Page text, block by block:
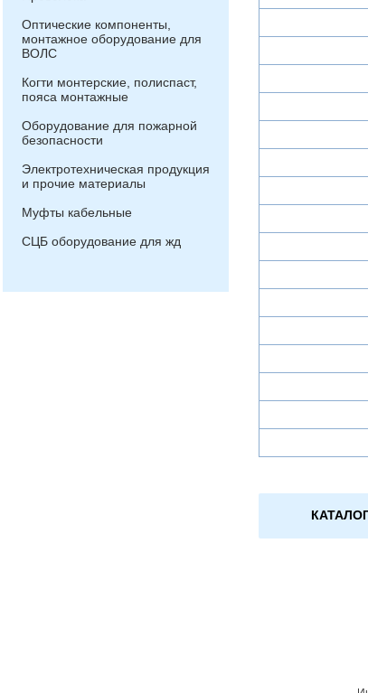
Оптические компоненты,
монтажное оборудование для
ВОЛС
Когти монтерские, полиспаст,
пояса монтажные
Оборудование для пожарной
безопасности
Электротехническая продукция
и прочие материалы
Муфты кабельные
СЦБ оборудование для жд